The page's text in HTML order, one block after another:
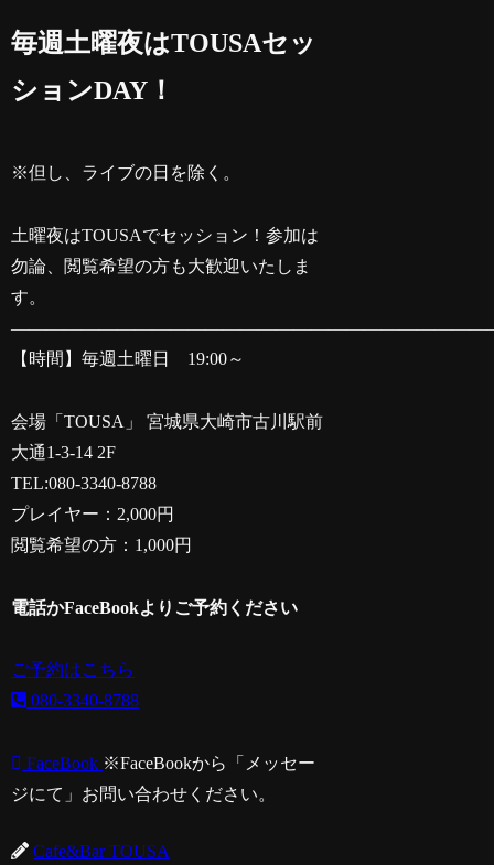
毎週土曜夜はTOUSAセッ
ションDAY！
※但し、ライブの日を除く。
土曜夜はTOUSAでセッション！参加は
勿論、閲覧希望の方も大歓迎いたしま
す。
【時間】毎週土曜日 19:00～
会場「TOUSA」 宮城県大崎市古川駅前
大通1-3-14 2F
TEL:080-3340-8788
プレイヤー：2,000円
閲覧希望の方：1,000円
電話かFaceBookよりご予約ください
ご予約はこちら
080-3340-8788
FaceBook ※FaceBookから「メッセー
ジにて」お問い合わせください。
Cafe&Bar TOUSA